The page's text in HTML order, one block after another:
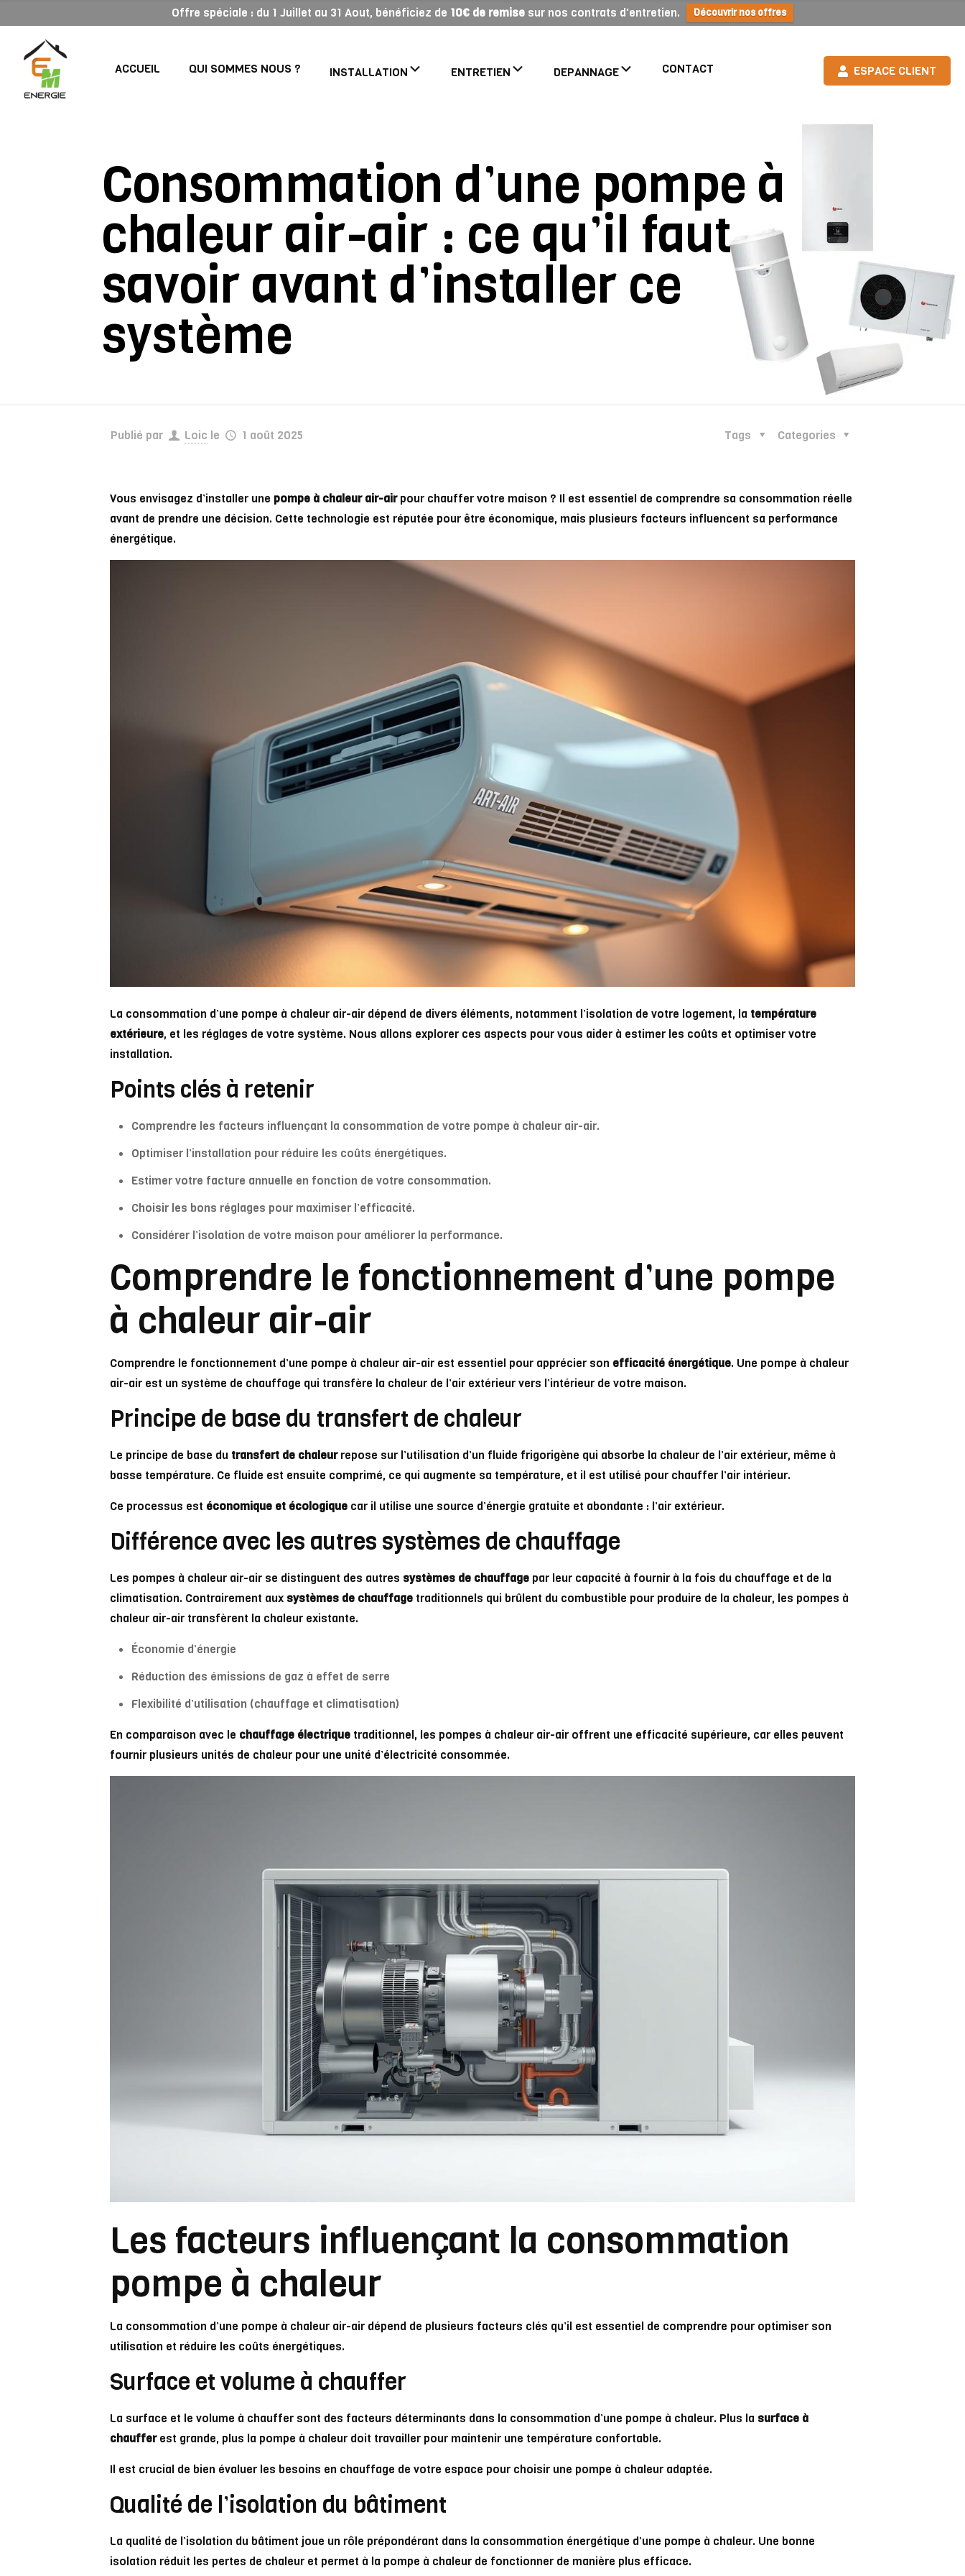
Offre spéciale : du 1 Juillet au 31 Aout, bénéficiez de 10€ de remise sur nos contrats d'entretien. Découvrir nos offres
ACCUEIL QUI SOMMES NOUS ? INSTALLATION ENTRETIEN DEPANNAGE CONTACT ESPACE CLIENT
Consommation d’une pompe à
chaleur air-air : ce qu’il faut
savoir avant d’installer ce
système
Publié par Loic le 1 août 2025 Categories
Tags
Vous envisagez d’installer une pompe à chaleur air-airpour chauffer votre maison ? Il est essentiel de comprendre sa consommation réelle
avant de prendre une décision. Cette technologie est réputée pour être économique, mais plusieurs facteurs influencent sa performance
énergétique.
La consommation d’une pompe à chaleur air-air dépend de divers éléments, notamment l’isolation de votre logement, la température
extérieure, et les réglages de votre système. Nous allons explorer ces aspects pour vous aider à estimer les coûts et optimiser votre
installation.
Points clés à retenir
Comprendre les facteurs influençant la consommation de votre pompe à chaleur air-air.
Optimiser l’installation pour réduire les coûts énergétiques.
Estimer votre facture annuelle en fonction de votre consommation.
Choisir les bons réglages pour maximiser l’efficacité.
Considérer l’isolation de votre maison pour améliorer la performance.
Comprendre le fonctionnement d’une pompe
à chaleur air-air
Comprendre le fonctionnement d’une pompe à chaleur air-air est essentiel pour apprécier son efficacité énergétique. Une pompe à chaleur
air-air est un système de chauffage qui transfère la chaleur de l’air extérieur vers l’intérieur de votre maison.
Principe de base du transfert de chaleur
Le principe de base du transfert de chaleurrepose sur l’utilisation d’un fluide frigorigène qui absorbe la chaleur de l’air extérieur, même à
basse température. Ce fluide est ensuite comprimé, ce qui augmente sa température, et il est utilisé pour chauffer l’air intérieur.
Ce processus est économique et écologiquecar il utilise une source d’énergie gratuite et abondante : l’air extérieur.
Différence avec les autres systèmes de chauffage
Les pompes à chaleur air-air se distinguent des autres systèmes de chauffagepar leur capacité à fournir à la fois du chauffage et de la
climatisation. Contrairement aux systèmes de chauffagetraditionnels qui brûlent du combustible pour produire de la chaleur, les pompes à
chaleur air-air transfèrent la chaleur existante.
Économie d’énergie
Réduction des émissions de gaz à effet de serre
Flexibilité d’utilisation (chauffage et climatisation)
En comparaison avec le chauffage électriquetraditionnel, les pompes à chaleur air-air offrent une efficacité supérieure, car elles peuvent
fournir plusieurs unités de chaleur pour une unité d’électricité consommée.
Les facteurs influençant la consommation
pompe à chaleur
La consommation d’une pompe à chaleur air-air dépend de plusieurs facteurs clés qu’il est essentiel de comprendre pour optimiser son
utilisation et réduire les coûts énergétiques.
Surface et volume à chauffer
La surface et le volume à chauffer sont des facteurs déterminants dans la consommation d’une pompe à chaleur. Plus la surface à
chaufferest grande, plus la pompe à chaleur doit travailler pour maintenir une température confortable.
Il est crucial de bien évaluer les besoins en chauffage de votre espace pour choisir une pompe à chaleur adaptée.
Qualité de l’isolation du bâtiment
La qualité de l’isolation du bâtiment joue un rôle prépondérant dans la consommation énergétique d’une pompe à chaleur. Une bonne
isolation réduit les pertes de chaleur et permet à la pompe à chaleur de fonctionner de manière plus efficace.